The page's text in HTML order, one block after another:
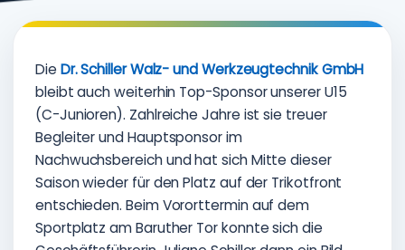
DieDr. Schiller Walz- und Werkzeugtechnik GmbH
bleibt auch weiterhin Top-Sponsor unserer U15
(C-Junioren). Zahlreiche Jahre ist sie treuer
Begleiter und Hauptsponsor im
Nachwuchsbereich und hat sich Mitte dieser
Saison wieder für den Platz auf der Trikotfront
entschieden. Beim Vororttermin auf dem
Sportplatz am Baruther Tor konnte sich die